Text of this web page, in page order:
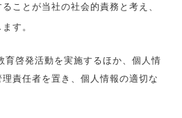
ことが当社の社会的責務と考え、
す。
育啓発活動を実施するほか、個人情
責任者を置き、個人情報の適切な